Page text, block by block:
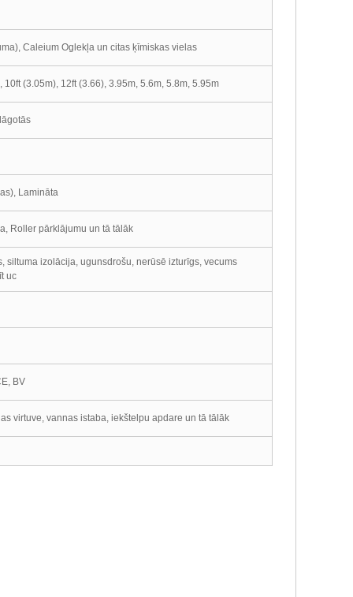
Caleium Oglekļa un citas ķīmiskas vielas
(3.05m), 12ft (3.66), 3.95m, 5.6m, 5.8m, 5.95m
Lamināta
Roller pārklājumu un tā tālāk
siltuma izolācija, ugunsdrošu, nerūsē izturīgs, vecums
uc
BV
virtuve, vannas istaba, iekštelpu apdare un tā tālāk